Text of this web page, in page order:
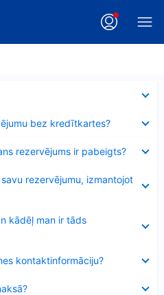
bez kredītkartes?
rezervējums ir pabeigts?
rezervējumu, izmantojot
kādēļ man ir tāds
kontaktinformāciju?